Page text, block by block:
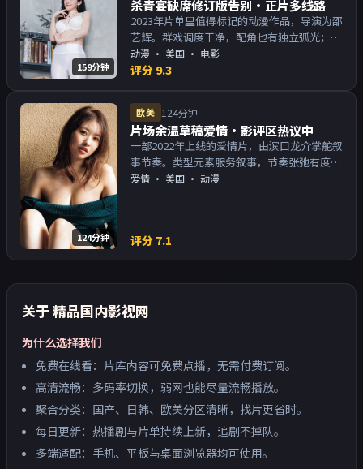
159分钟
杀青宴缺席修订版告别·正片多线路
2023年片单里值得标记的动漫作品，导演为邵
艺辉。群戏调度干净，配角也有独立弧光；配
乐与画面气质统一。主演以演技派为主，适合
喜欢强叙事与人物关系的观众加入片单。
动漫 · 美国 · 电影
评分 9.3
124分钟
欧美 124分钟
片场余温草稿爱情·影评区热议中
一部2022年上线的爱情片，由滨口龙介掌舵叙
事节奏。类型元素服务叙事，节奏张弛有度；
对白密度高，留意潜台词。主演以演技派为
爱情 · 美国 · 动漫
评分 7.1
关于精品国内影视网
为什么选择我们
免费在线看：片库内容可免费点播，无需付费订阅。
高清流畅：多码率切换，弱网也能尽量流畅播放。
聚合分类：国产、日韩、欧美分区清晰，找片更省时。
每日更新：热播剧与片单持续上新，追剧不掉队。
多端适配：手机、平板与桌面浏览器均可使用。